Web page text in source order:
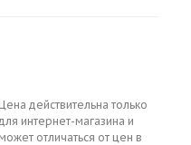
Цена действительна только
интернет-магазина и
может отличаться от цен в